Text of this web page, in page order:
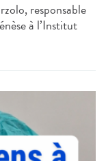
responsable
à l’Institut